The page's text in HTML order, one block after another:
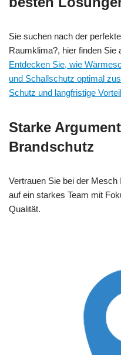
Sie suchen nach der
Raumklima?, hier finden Sie
Entdecken Sie, wie
und Schallschutz optimal
Schutz und langfristige
Starke
Brandschutz
Vertrauen Sie bei der
auf ein starkes Team mit
Qualität.